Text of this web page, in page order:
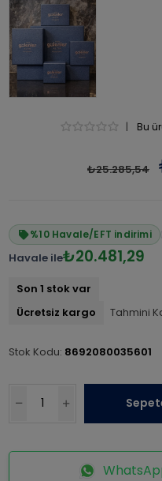
| Bu
₺25.285,54
%10 Havale/EFT indirimi
Havale ile₺20.481,29
Son 1 stok var
Ücretsiz kargo
Tahmini
Stok Kodu: 8692080035601